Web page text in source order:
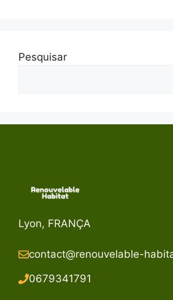
Pesquisar
Lyon, FRANÇA
contact@renouvelable-
0679341791